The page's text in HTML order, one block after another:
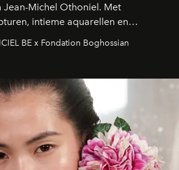
Michel Othoniel. Met
intieme aquarellen en
creëert de Franse kunstenaar
waarin elk werk de herinnering
BE x Fondation Boghossian